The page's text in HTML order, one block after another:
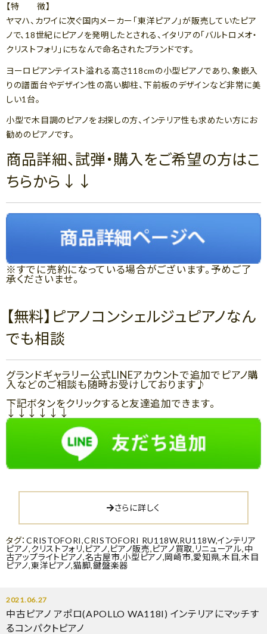
【特 徴】
ヤマハ、カワイに次ぐ国内メーカー「東洋ピアノ」が販売していたピア
ノで、18世紀にピアノを発明したとされる、イタリアの「バルトロメオ・
クリストフォリ」にちなんで命名されたブランドです。
ヨーロピアンテイスト溢れる高さ118cmの小型ピアノであり、象嵌入
りの譜面台やデザイン性の高い脚柱、下前板のデザインなど非常に美
しい1台。
小型で木目調のピアノをお探しの方、インテリア性も求めたい方にお
勧めのピアノです。
商品詳細、試弾・購入をご希望の方はこ
ちらから↓↓
※すでに売約になっている場合がございます。予めご了
承くださいませ。
【無料】ピアノコンシェルジュピアノなん
でも相談
グランドギャラリー公式LINEアカウントで追加でピアノ購
入などのご相談も随時お受けしております♪
下記ボタンをクリックすると友達追加できます。
↓↓↓↓↓↓
さらに詳しく
タグ：CRISTOFORI,CRISTOFORI RU118W,RU118W,インテリア
ピアノ,クリストフォリ,ピアノ,ピアノ販売,ピアノ買取, リニューアル,中
古アップライトピアノ,名古屋市,小型ピアノ,岡崎市,愛知県,木目,木目
ピアノ,東洋ピアノ,猫脚,鍵盤楽器
2021.06.27
中古ピアノ アポロ(APOLLO WA118I) インテリアにマッチす
るコンパクトピアノ